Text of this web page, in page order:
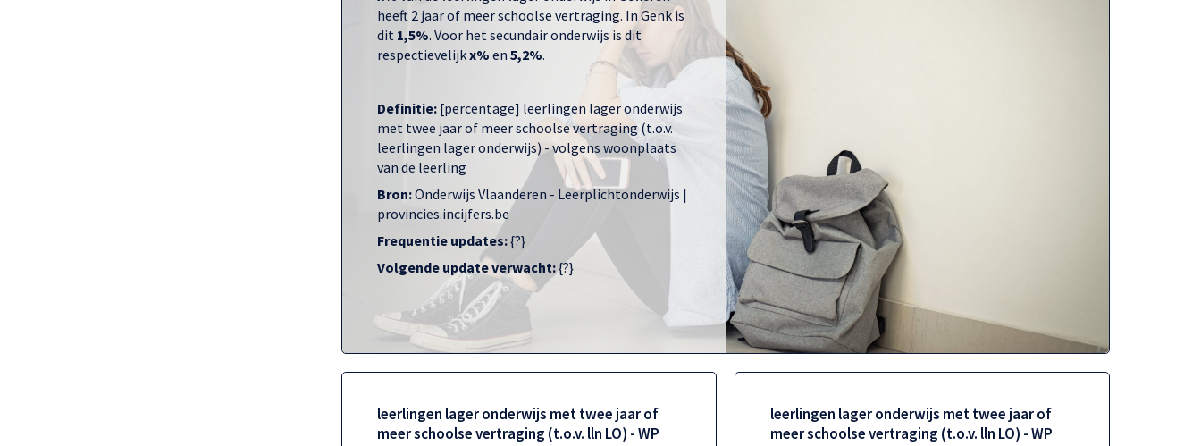
heeft 2 jaar of meer schoolse vertraging. In Genk is
dit 1,5%. Voor het secundair onderwijs is dit
respectievelijkx% en 5,2%.
Definitie: [percentage] leerlingen lager onderwijs
met twee jaar of meer schoolse vertraging (t.o.v.
leerlingen lager onderwijs) - volgens woonplaats
van de leerling
Bron:Onderwijs Vlaanderen - Leerplichtonderwijs |
provincies.incijfers.be
Frequentie updates:{?}
Volgende update verwacht:{?}
leerlingen lager onderwijs met twee jaar of
meer schoolse vertraging (t.o.v. lln LO) - WP
leerlingen lager onderwijs met twee jaar of
meer schoolse vertraging (t.o.v. lln LO) - WP